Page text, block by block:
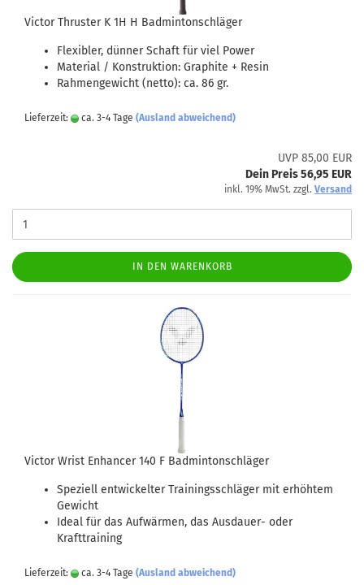
Victor Thruster K 1H H Badmintonschläger
Flexibler, dünner Schaft für viel Power
Material / Konstruktion: Graphite + Resin
Rahmengewicht (netto): ca. 86 gr.
Lieferzeit: ca. 3-4 Tage (Ausland abweichend)
UVP 85,00 EUR
Dein Preis 56,95 EUR
inkl. 19% MwSt. zzgl. Versand
IN DEN WARENKORB
Victor Wrist Enhancer 140 F Badmintonschläger
Speziell entwickelter Trainingsschläger mit erhöhtem
Gewicht
Ideal für das Aufwärmen, das Ausdauer- oder
Krafttraining
Lieferzeit: ca. 3-4 Tage (Ausland abweichend)